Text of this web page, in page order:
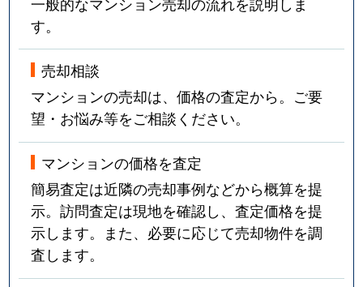
す。
売却相談
マンションの売却は、価格の査定から。ご要
望・お悩み等をご相談ください。
マンションの価格を査定
簡易査定は近隣の売却事例などから概算を提
示。訪問査定は現地を確認し、査定価格を提
示します。また、必要に応じて売却物件を調
査します。